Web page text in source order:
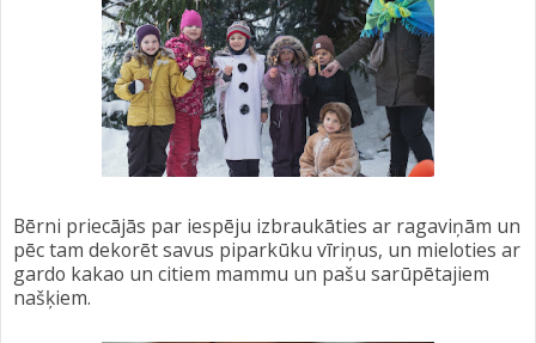
Bērni priecājās par iespēju izbraukāties ar ragaviņām un
pēc tam dekorēt savus piparkūku vīriņus, un mieloties ar
gardo kakao un citiem mammu un pašu sarūpētajiem
našķiem.